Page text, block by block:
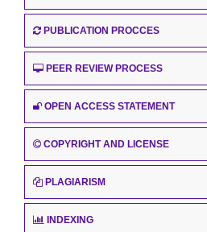
PUBLICATION PROCCES
PEER REVIEW PROCESS
OPEN ACCESS STATEMENT
COPYRIGHT AND LICENSE
PLAGIARISM
INDEXING